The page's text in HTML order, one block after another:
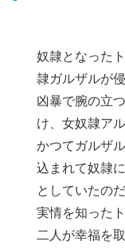
奴隷となった
隷ガルザルが侵
凶暴で腕の立
け、女奴隷ア
かつてガルザ
込まれて奴隷
としていたのだ
実情を知った
二人が幸福を